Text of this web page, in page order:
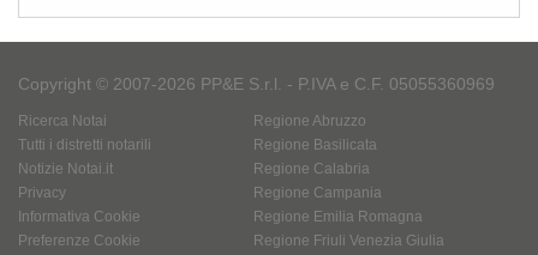
Copyright © 2007-2026 PP&E S.r.l. - P.IVA e C.F. 05055360969
Ricerca Notai
Tutti i distretti notarili
Notizie Notai.it
Privacy
Informativa Cookie
Preferenze Cookie
Regione Abruzzo
Regione Basilicata
Regione Calabria
Regione Campania
Regione Emilia Romagna
Regione Friuli Venezia Giulia